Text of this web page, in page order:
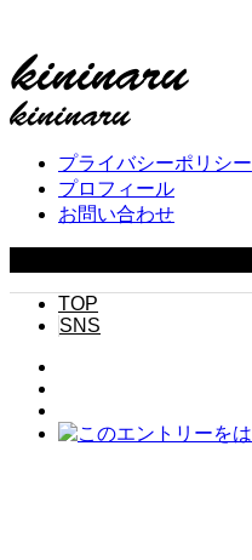
プライバシーポリシー
プロフィール
お問い合わせ
TOP
SNS